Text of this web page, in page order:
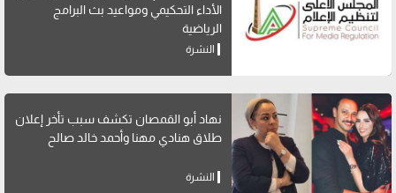
الأداء التحكيمي ومواعيد بث البرامج
الرياضية
النشرة
نهاد أبو القمصان تكشف سبب تأخر إعلان
طلاق هنادي مهنا وأحمد خالد صالح
النشرة